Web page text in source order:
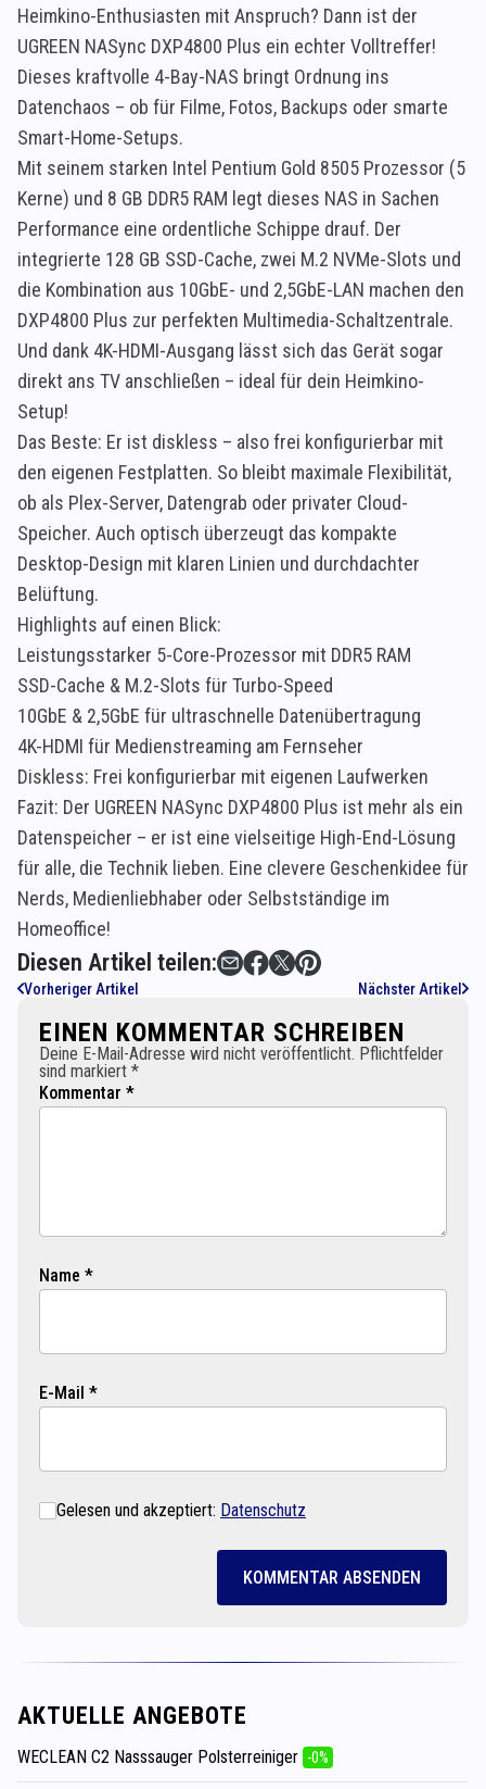
Heimkino-Enthusiasten mit Anspruch? Dann ist der
UGREEN NASync DXP4800 Plus ein echter Volltreffer!
Dieses kraftvolle 4-Bay-NAS bringt Ordnung ins
Datenchaos – ob für Filme, Fotos, Backups oder smarte
Smart-Home-Setups.
Mit seinem starken Intel Pentium Gold 8505 Prozessor (5
Kerne) und 8 GB DDR5 RAM legt dieses NAS in Sachen
Performance eine ordentliche Schippe drauf. Der
integrierte 128 GB SSD-Cache, zwei M.2 NVMe-Slots und
die Kombination aus 10GbE- und 2,5GbE-LAN machen den
DXP4800 Plus zur perfekten Multimedia-Schaltzentrale.
Und dank 4K-HDMI-Ausgang lässt sich das Gerät sogar
direkt ans TV anschließen – ideal für dein Heimkino-
Setup!
Das Beste: Er ist diskless – also frei konfigurierbar mit
den eigenen Festplatten. So bleibt maximale Flexibilität,
ob als Plex-Server, Datengrab oder privater Cloud-
Speicher. Auch optisch überzeugt das kompakte
Desktop-Design mit klaren Linien und durchdachter
Belüftung.
Highlights auf einen Blick:
Leistungsstarker 5-Core-Prozessor mit DDR5 RAM
SSD-Cache & M.2-Slots für Turbo-Speed
10GbE & 2,5GbE für ultraschnelle Datenübertragung
4K-HDMI für Medienstreaming am Fernseher
Diskless: Frei konfigurierbar mit eigenen Laufwerken
Fazit: Der UGREEN NASync DXP4800 Plus ist mehr als ein
Datenspeicher – er ist eine vielseitige High-End-Lösung
für alle, die Technik lieben. Eine clevere Geschenkidee für
Nerds, Medienliebhaber oder Selbstständige im
Homeoffice!
Diesen Artikel teilen:
Vorheriger Artikel Nächster Artikel
EINEN KOMMENTAR SCHREIBEN
Deine E-Mail-Adresse wird nicht veröffentlicht. Pflichtfelder
sind markiert *
Kommentar *
Name *
E-Mail *
Gelesen und akzeptiert: Datenschutz
KOMMENTAR ABSENDEN
AKTUELLE ANGEBOTE
WECLEAN C2 Nasssauger Polsterreiniger -0%